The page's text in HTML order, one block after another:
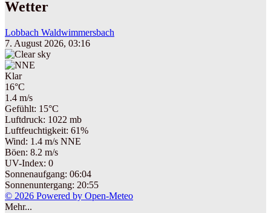
Wetter
Lobbach Waldwimmersbach
7. August 2026, 03:16
Klar
16°C
1.4 m/s
Gefühlt: 15°C
Luftdruck: 1022 mb
Luftfeuchtigkeit: 61%
Wind: 1.4 m/s NNE
Böen: 8.2 m/s
UV-Index: 0
Sonnenaufgang: 06:04
Sonnenuntergang: 20:55
© 2026 Powered by Open-Meteo
Mehr...